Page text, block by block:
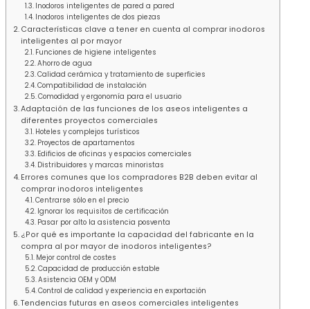
Inodoros inteligentes de pared a pared
Inodoros inteligentes de dos piezas
Características clave a tener en cuenta al comprar inodoros
inteligentes al por mayor
Funciones de higiene inteligentes
Ahorro de agua
Calidad cerámica y tratamiento de superficies
Compatibilidad de instalación
Comodidad y ergonomía para el usuario
Adaptación de las funciones de los aseos inteligentes a
diferentes proyectos comerciales
Hoteles y complejos turísticos
Proyectos de apartamentos
Edificios de oficinas y espacios comerciales
Distribuidores y marcas minoristas
Errores comunes que los compradores B2B deben evitar al
comprar inodoros inteligentes
Centrarse sólo en el precio
Ignorar los requisitos de certificación
Pasar por alto la asistencia posventa
¿Por qué es importante la capacidad del fabricante en la
compra al por mayor de inodoros inteligentes?
Mejor control de costes
Capacidad de producción estable
Asistencia OEM y ODM
Control de calidad y experiencia en exportación
Tendencias futuras en aseos comerciales inteligentes